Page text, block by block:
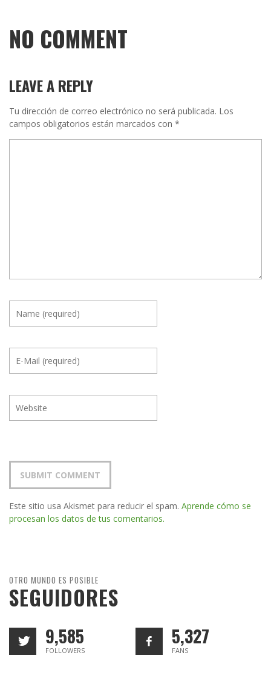
NO COMMENT
LEAVE A REPLY
Tu dirección de correo electrónico no será publicada. Los
campos obligatorios están marcados con *
Este sitio usa Akismet para reducir el spam. Aprende cómo se
procesan los datos de tus comentarios.
OTRO MUNDO ES POSIBLE
SEGUIDORES
9,585
FOLLOWERS
5,327
FANS